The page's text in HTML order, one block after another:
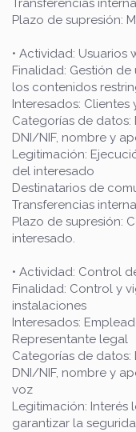
Transferencias
Plazo de supresión:
• Actividad: Usuarios
Finalidad: Gestión
los contenidos
Interesados: Clientes
Categorías de
DNI/NIF, nombre y
Legitimación:
del interesado
Destinatarios de
Transferencias
Plazo de supresión:
interesado.
• Actividad: Control
Finalidad: Control y
instalaciones
Interesados:
Representante legal
Categorías de
DNI/NIF, nombre y
voz
Legitimación: Interés
garantizar la